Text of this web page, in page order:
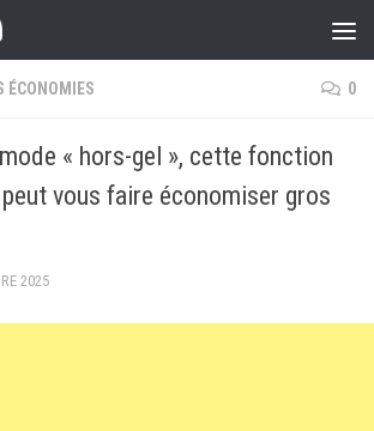
ÉCONOMIES 0
« hors-gel », cette fonction
vous faire économiser gros
2025